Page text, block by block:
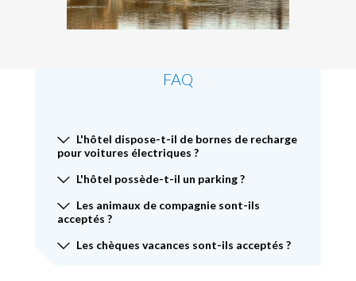
FAQ
L'hôtel dispose-t-il de bornes de recharge
pour voitures électriques ?
L'hôtel possède-t-il un parking ?
Les animaux de compagnie sont-ils
acceptés ?
Les chèques vacances sont-ils acceptés ?